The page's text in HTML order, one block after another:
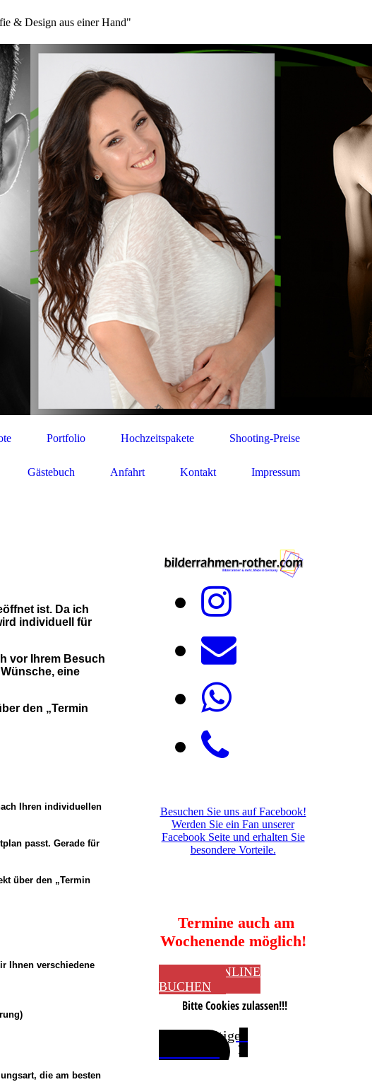
& Design aus einer Hand"
Portfolio Hochzeitspakete Shooting-Preise
Gästebuch Anfahrt Kontakt Impressum
ist. Da ich
individuell für
vor Ihrem Besuch
eine
den „Termin
Ihren individuellen
passt. Gerade für
über den „Termin
Ihnen verschiedene
die am besten
Besuchen Sie uns auf Facebook!
Werden Sie ein Fan unserer
Facebook Seite und erhalten Sie
besondere Vorteile.
Termine auch am
Wochenende möglich!
JETZT ONLINE
BUCHEN
Bitte Cookies zulassen!!!
Sie benötigen